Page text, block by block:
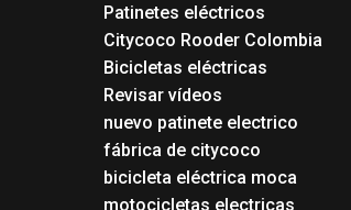
Patinetes eléctricos
Citycoco Rooder Colombia
Bicicletas eléctricas
Revisar vídeos
nuevo patinete electrico
fábrica de citycoco
bicicleta eléctrica moca
motocicletas electricas